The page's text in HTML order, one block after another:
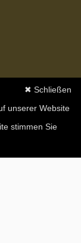
✖ Schließen
unserer Website
stimmen Sie